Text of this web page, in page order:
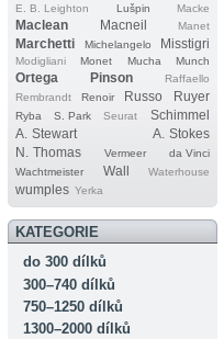
E. B. Leighton
Lušpin Macke
Maclean Macneil Manet
Marchetti Michelangelo Misstigri
Modigliani Monet Mucha Munch
Ortega Pinson
Raffaello
Rembrandt
Renoir Russo Ruyer
Ryba S. Park Seurat
Schimmel
A. Stewart
A. Stokes
N. Thomas
Vermeer
da Vinci
Wachtmeister
Wall Waterhouse
wumples Yerka
KATEGORIE
do 300 dílků
300–740 dílků
750–1250 dílků
1300–2000 dílků